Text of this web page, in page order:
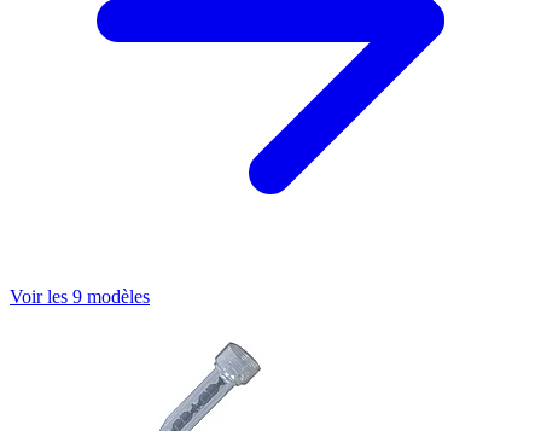
Voir les 9 modèles